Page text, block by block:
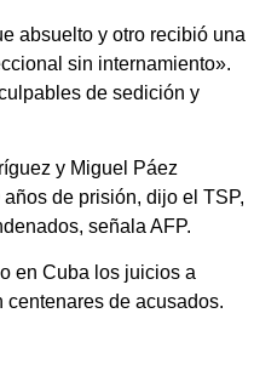
absuelto y otro recibió una
sin internamiento».
de sedición y
y Miguel Páez
de prisión, dijo el TSP,
señala AFP.
en Cuba los juicios a
centenares de acusados.